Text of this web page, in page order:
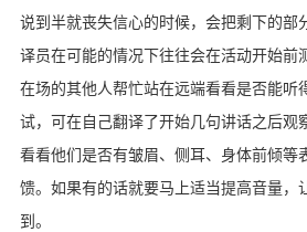
说到半就丧失信心的时候，会把剩下的部
译员在可能的情况下往往会在活动开始前
在场的其他人帮忙站在远端看看是否能听
试，可在自己翻译了开始几句讲话之后观
看看他们是否有皱眉、侧耳、身体前倾等
馈。如果有的话就要马上适当提高音量，
到。